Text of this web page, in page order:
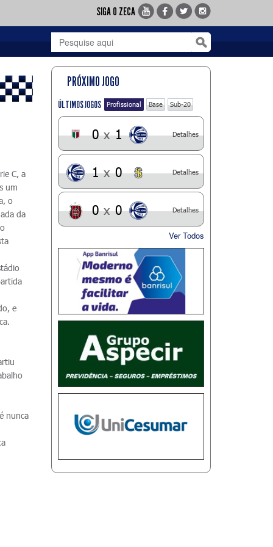
SIGA O ZECA
C, a
um
o
da
e
nunca
PRÓXIMO JOGO
ÚLTIMOS JOGOS Profissional Base Sub-20
0 x 1 Detalhes
1 x 0 Detalhes
0 x 0 Detalhes
Ver Todos